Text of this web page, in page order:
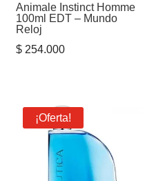
Animale Instinct Homme
100ml EDT – Mundo
Reloj
$254.000
¡Oferta!